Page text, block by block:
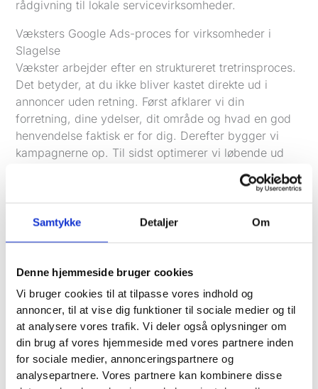
Samtykke Detaljer Om
Denne hjemmeside bruger cookies
Vi bruger cookies til at tilpasse vores indhold og
annoncer, til at vise dig funktioner til sociale medier og til
at analysere vores trafik. Vi deler også oplysninger om
din brug af vores hjemmeside med vores partnere inden
for sociale medier, annonceringspartnere og
analysepartnere. Vores partnere kan kombinere disse
rådgivning til lokale servicevirksomheder.
Væksters Google Ads-proces for virksomheder i
Slagelse
Vækster arbejder efter en struktureret tretrinsproces.
Det betyder, at du ikke bliver kastet direkte ud i
annoncer uden retning. Først afklarer vi din
forretning, dine ydelser, dit område og hvad en god
henvendelse faktisk er for dig. Derefter bygger vi
kampagnerne op. Til sidst optimerer vi løbende ud
Patrick Leth. For dig betyder det kortere vej fra
spørgsmål til handling, mere ensartet kvalitet i
mellem forskellige led.
Google Ads virker sjældent bedst alene, hvis
hjemmesiden er langsom, uklar eller ikke er bygget til
konverteringer. Derfor kan Vækster også hjælpe med
hurtige og brugervenligeWordPress-hjemmesider,
hosting, support og lead-magneter som
tilbudsberegnere ellerprisberegnere, hvis det giver